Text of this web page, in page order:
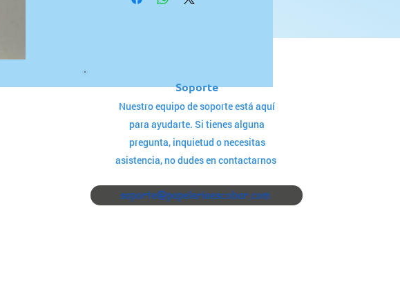
Soporte
Nuestro equipo de soporte está aquí
para ayudarte. Si tienes alguna
pregunta, inquietud o necesitas
asistencia, no dudes en contactarnos
soporte@papeleriaescobar.com